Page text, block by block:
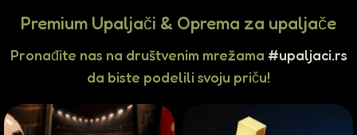
Premium Upaljači & Oprema za upaljače
Pronađite nas na društvenim mrežama #upaljaci.rs
da biste podelili svoju priču!